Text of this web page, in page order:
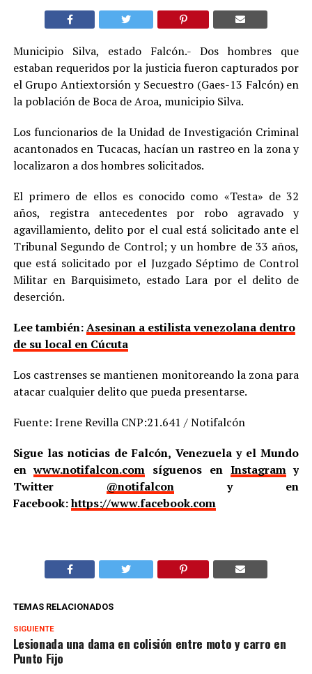
Municipio Silva, estado Falcón.- Dos hombres que
estaban requeridos por la justicia fueron capturados por
el Grupo Antiextorsión y Secuestro (Gaes-13 Falcón) en
la población de Boca de Aroa, municipio Silva.
Los funcionarios de la Unidad de Investigación Criminal
acantonados en Tucacas, hacían un rastreo en la zona y
localizaron a dos hombres solicitados.
El primero de ellos es conocido como «Testa» de 32
años, registra antecedentes por robo agravado y
agavillamiento, delito por el cual está solicitado ante el
Tribunal Segundo de Control; y un hombre de 33 años,
que está solicitado por el Juzgado Séptimo de Control
Militar en Barquisimeto, estado Lara por el delito de
deserción.
Lee también:Asesinan a estilista venezolana dentro
de su local en Cúcuta
Los castrenses se mantienen monitoreando la zona para
atacar cualquier delito que pueda presentarse.
Fuente: Irene Revilla CNP:21.641 / Notifalcón
Sigue las noticias de Falcón, Venezuela y el Mundo
enwww.notifalcon.com síguenos en Instagramy
Twitter @notifalcony en
Facebook:https://www.facebook.com
TEMAS RELACIONADOS
SIGUIENTE
Lesionada una dama en colisión entre moto y carro en
Punto Fijo